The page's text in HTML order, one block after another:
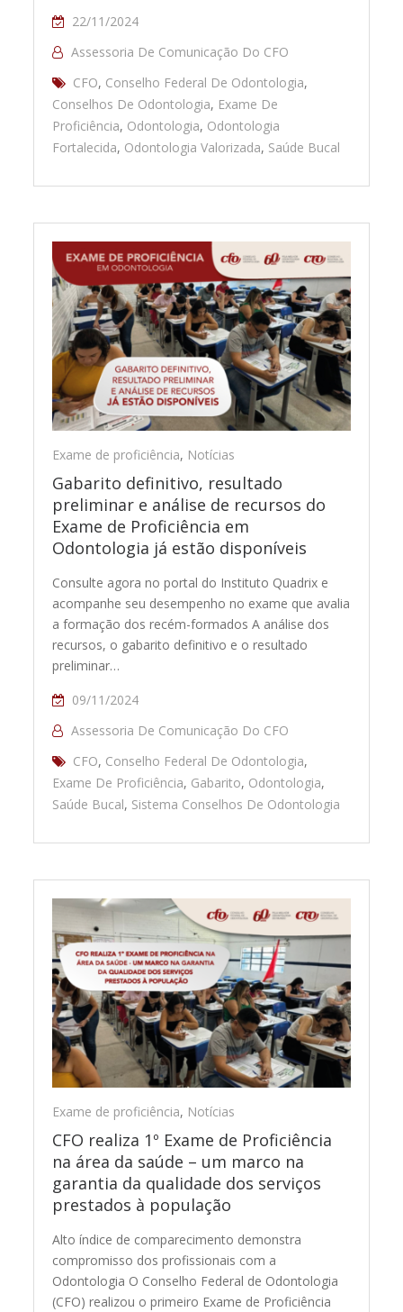
22/11/2024
Assessoria De Comunicação Do CFO
CFO, Conselho Federal De Odontologia,
Conselhos De Odontologia, Exame De
Proficiência, Odontologia, Odontologia
Fortalecida, Odontologia Valorizada, Saúde Bucal
Exame de proficiência, Notícias
Gabarito definitivo, resultado
preliminar e análise de recursos do
Exame de Proficiência em
Odontologia já estão disponíveis
Consulte agora no portal do Instituto Quadrix e
acompanhe seu desempenho no exame que avalia
a formação dos recém-formados A análise dos
recursos, o gabarito definitivo e o resultado
preliminar…
09/11/2024
Assessoria De Comunicação Do CFO
CFO, Conselho Federal De Odontologia,
Exame De Proficiência, Gabarito, Odontologia,
Saúde Bucal, Sistema Conselhos De Odontologia
Exame de proficiência, Notícias
CFO realiza 1º Exame de Proficiência
na área da saúde – um marco na
garantia da qualidade dos serviços
prestados à população
Alto índice de comparecimento demonstra
compromisso dos profissionais com a
Odontologia O Conselho Federal de Odontologia
(CFO) realizou o primeiro Exame de Proficiência